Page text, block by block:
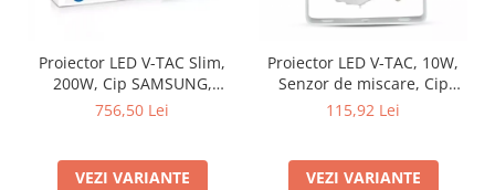
Proiector LED V-TAC Slim,
200W, Cip SAMSUNG,
80lm/w, 16000lm
756,50 Lei
VEZI VARIANTE
Proiector LED V-TAC, 10W,
Senzor de miscare, Cip
SAMSUNG, IP65
115,92 Lei
VEZI VARIANTE